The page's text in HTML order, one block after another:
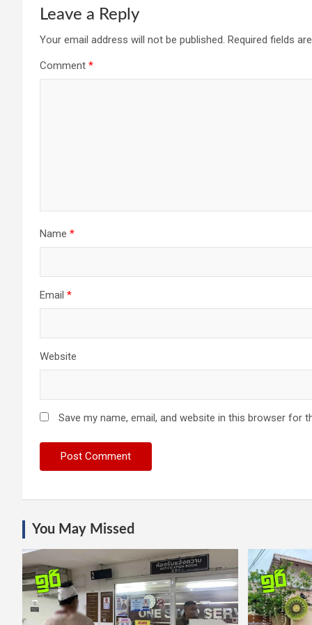
Leave a Reply
Your email address will not be published. Required fields
Comment *
Name *
Email *
Website
Save my name, email, and website in this browser for
You May Missed